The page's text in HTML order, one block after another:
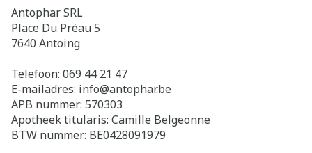
Antophar SRL
Place Du Préau 5
7640 Antoing
Telefoon: 069 44 21 47
E-mailadres: info@antophar.be
APB nummer: 570303
Apotheek titularis: Camille Belgeonne
BTW nummer: BE0428091979